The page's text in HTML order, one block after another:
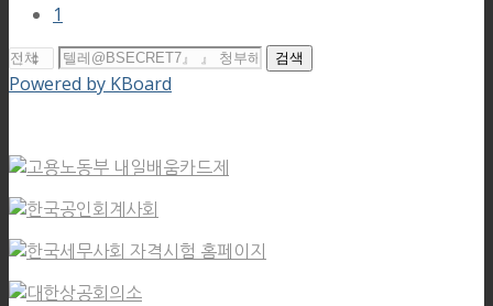
1
검색
Powered by KBoard